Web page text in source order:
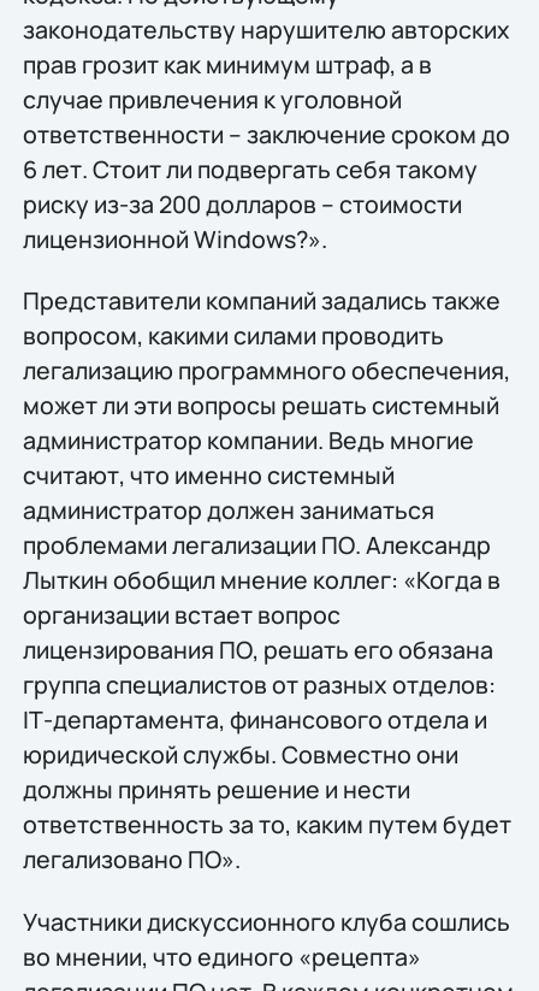
законодательству нарушителю авторских
прав грозит как минимум штраф, а в
случае привлечения к уголовной
ответственности – заключение сроком до
6 лет. Стоит ли подвергать себя такому
риску из-за 200 долларов – стоимости
лицензионной Windows?».
Представители компаний задались также
вопросом, какими силами проводить
легализацию программного обеспечения,
может ли эти вопросы решать системный
администратор компании. Ведь многие
считают, что именно системный
администратор должен заниматься
проблемами легализации ПО. Александр
Лыткин обобщил мнение коллег: «Когда в
организации встает вопрос
лицензирования ПО, решать его обязана
группа специалистов от разных отделов:
IТ-департамента, финансового отдела и
юридической службы. Совместно они
должны принять решение и нести
ответственность за то, каким путем будет
легализовано ПО».
Участники дискуссионного клуба сошлись
во мнении, что единого «рецепта»